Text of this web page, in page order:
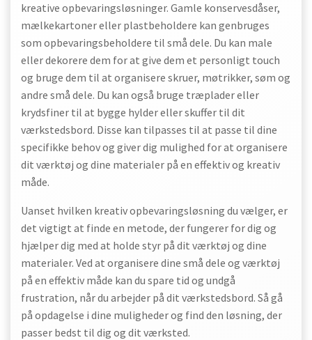
kreative opbevaringsløsninger. Gamle konservesdåser,
mælkekartoner eller plastbeholdere kan genbruges
som opbevaringsbeholdere til små dele. Du kan male
eller dekorere dem for at give dem et personligt touch
og bruge dem til at organisere skruer, møtrikker, søm og
andre små dele. Du kan også bruge træplader eller
krydsfiner til at bygge hylder eller skuffer til dit
værkstedsbord. Disse kan tilpasses til at passe til dine
specifikke behov og giver dig mulighed for at organisere
dit værktøj og dine materialer på en effektiv og kreativ
måde.
Uanset hvilken kreativ opbevaringsløsning du vælger, er
det vigtigt at finde en metode, der fungerer for dig og
hjælper dig med at holde styr på dit værktøj og dine
materialer. Ved at organisere dine små dele og værktøj
på en effektiv måde kan du spare tid og undgå
frustration, når du arbejder på dit værkstedsbord. Så gå
på opdagelse i dine muligheder og find den løsning, der
passer bedst til dig og dit værksted.